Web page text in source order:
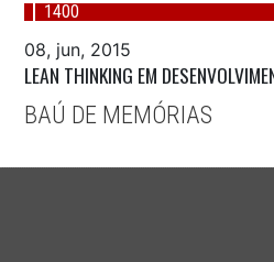
1400
08, jun, 2015
LEAN THINKING EM
BAÚ DE MEMÓRIAS